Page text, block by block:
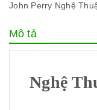
John Perry Nghệ
Mô tả
Nghệ